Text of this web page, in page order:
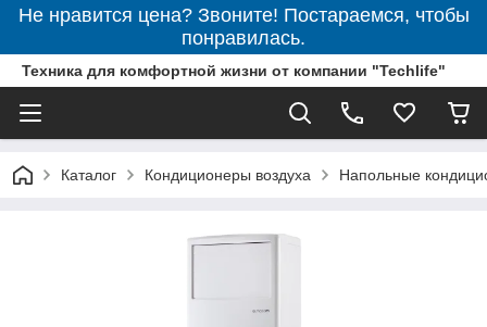
Не нравится цена? Звоните! Постараемся, чтобы
понравилась.
Техника для комфортной жизни от компании "Techlife"
Каталог Кондиционеры воздуха Напольные